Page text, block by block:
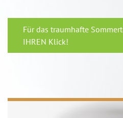
Für das traumhafte
IHREN Klick!